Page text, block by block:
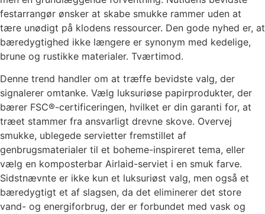
festarrangør ønsker at skabe smukke rammer uden at
tære unødigt på klodens ressourcer. Den gode nyhed er, at
bæredygtighed ikke længere er synonym med kedelige,
brune og rustikke materialer. Tværtimod.
Denne trend handler om at træffe bevidste valg, der
signalerer omtanke. Vælg luksuriøse papirprodukter, der
bærer FSC®-certificeringen, hvilket er din garanti for, at
træet stammer fra ansvarligt drevne skove. Overvej
smukke, ublegede servietter fremstillet af
genbrugsmaterialer til et boheme-inspireret tema, eller
vælg en komposterbar Airlaid-serviet i en smuk farve.
Sidstnævnte er ikke kun et luksuriøst valg, men også et
bæredygtigt et af slagsen, da det eliminerer det store
vand- og energiforbrug, der er forbundet med vask og